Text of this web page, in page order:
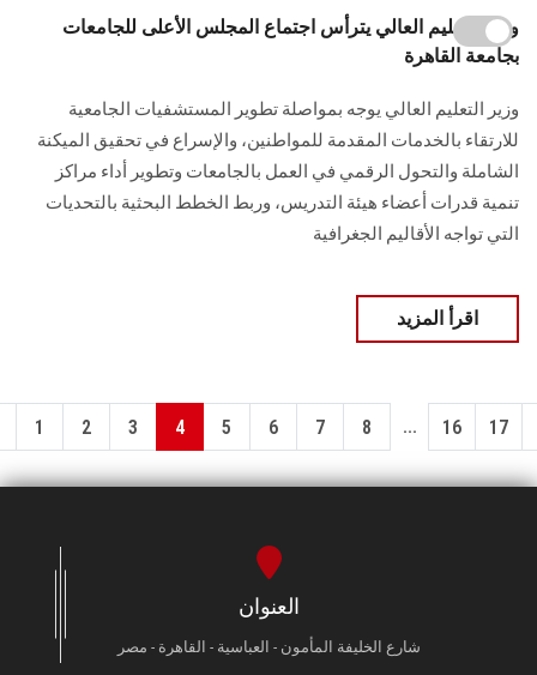
وزير التعليم العالي يترأس اجتماع المجلس الأعلى للجامعات
بجامعة القاهرة
وزير التعليم العالي يوجه بمواصلة تطوير المستشفيات الجامعية
للارتقاء بالخدمات المقدمة للمواطنين، والإسراع في تحقيق الميكنة
الشاملة والتحول الرقمي في العمل بالجامعات وتطوير أداء مراكز
تنمية قدرات أعضاء هيئة التدريس، وربط الخطط البحثية بالتحديات
التي تواجه الأقاليم الجغرافية
اقرأ المزيد
1 2 3 4 5 6 7 8 ... 16 17
العنوان
شارع الخليفة المأمون - العباسية - القاهرة - مصر